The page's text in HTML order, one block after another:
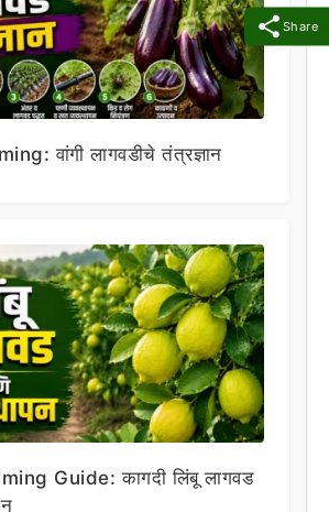
Share
वांगी लागवडीचे तंत्रज्ञान
Guide: कागदी लिंबू लागवड